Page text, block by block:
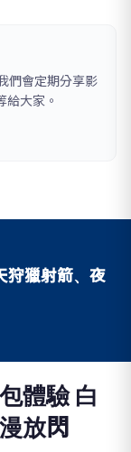
們會定期分享影
給大家。
狩獵射箭、夜
體驗 白
放閃